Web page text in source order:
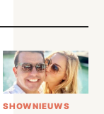
SHOWNIEUWS